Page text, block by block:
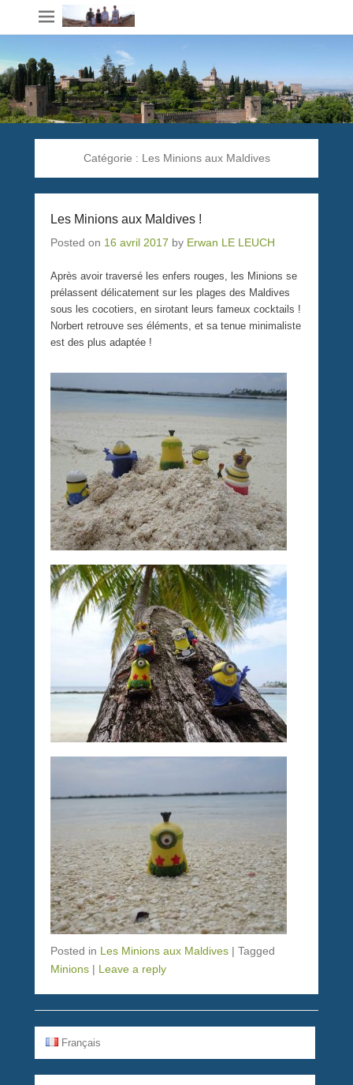
Catégorie : Les Minions aux Maldives
Les Minions aux Maldives !
Posted on 16 avril 2017 by Erwan LE LEUCH
Après avoir traversé les enfers rouges, les Minions se
prélassent délicatement sur les plages des Maldives
sous les cocotiers, en sirotant leurs fameux cocktails !
Norbert retrouve ses éléments, et sa tenue minimaliste
est des plus adaptée !
Posted in Les Minions aux Maldives | Tagged
Minions | Leave a reply
Français